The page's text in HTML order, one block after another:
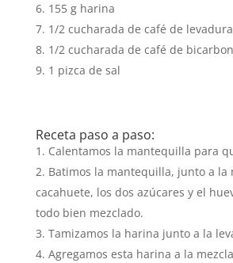
155 g harina
1/2 cucharada de café de levadura
1/2 cucharada de café de
1 pizca de sal
Receta paso a paso:
Calentamos la mantequilla para
Batimos la mantequilla, junto a la
cacahuete, los dos azúcares y el
todo bien mezclado.
Tamizamos la harina junto a la
Agregamos esta harina a la